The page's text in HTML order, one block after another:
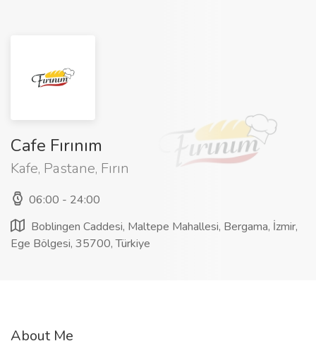
Cafe Fırınım
Kafe, Pastane, Fırın
06:00 - 24:00
Boblingen Caddesi, Maltepe Mahallesi, Bergama, İzmir,
Ege Bölgesi, 35700, Türkiye
About Me